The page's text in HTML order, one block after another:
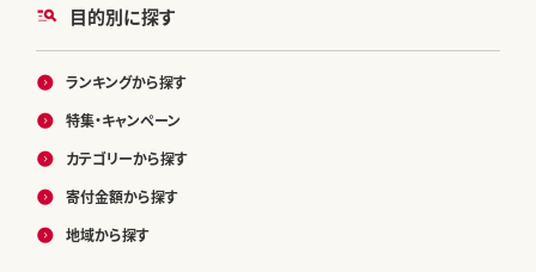
目的別に探す
ランキングから探す
特集・キャンペーン
カテゴリーから探す
寄付金額から探す
地域から探す